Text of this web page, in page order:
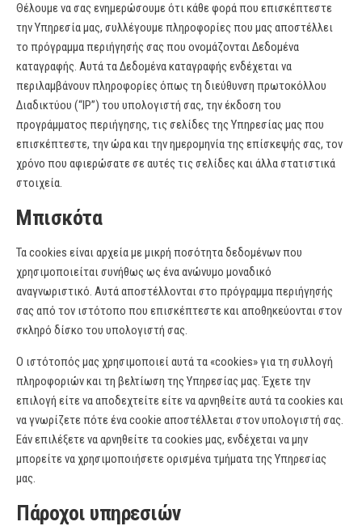
Θέλουμε να σας ενημερώσουμε ότι κάθε φορά που επισκέπτεστε
την Υπηρεσία μας, συλλέγουμε πληροφορίες που μας αποστέλλει
το πρόγραμμα περιήγησής σας που ονομάζονται Δεδομένα
καταγραφής. Αυτά τα Δεδομένα καταγραφής ενδέχεται να
περιλαμβάνουν πληροφορίες όπως τη διεύθυνση πρωτοκόλλου
Διαδικτύου (“IP”) του υπολογιστή σας, την έκδοση του
προγράμματος περιήγησης, τις σελίδες της Υπηρεσίας μας που
επισκέπτεστε, την ώρα και την ημερομηνία της επίσκεψής σας, τον
χρόνο που αφιερώσατε σε αυτές τις σελίδες και άλλα στατιστικά
στοιχεία.
Μπισκότα
Τα cookies είναι αρχεία με μικρή ποσότητα δεδομένων που
χρησιμοποιείται συνήθως ως ένα ανώνυμο μοναδικό
αναγνωριστικό. Αυτά αποστέλλονται στο πρόγραμμα περιήγησής
σας από τον ιστότοπο που επισκέπτεστε και αποθηκεύονται στον
σκληρό δίσκο του υπολογιστή σας.
Ο ιστότοπός μας χρησιμοποιεί αυτά τα «cookies» για τη συλλογή
πληροφοριών και τη βελτίωση της Υπηρεσίας μας. Έχετε την
επιλογή είτε να αποδεχτείτε είτε να αρνηθείτε αυτά τα cookies και
να γνωρίζετε πότε ένα cookie αποστέλλεται στον υπολογιστή σας.
Εάν επιλέξετε να αρνηθείτε τα cookies μας, ενδέχεται να μην
μπορείτε να χρησιμοποιήσετε ορισμένα τμήματα της Υπηρεσίας
μας.
Πάροχοι υπηρεσιών